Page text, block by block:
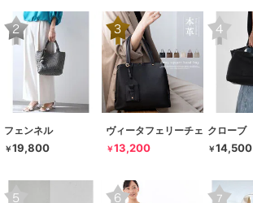
フェンネル
￥19,800
ヴィータフェリーチェ
￥13,200
クローブ
￥14,500